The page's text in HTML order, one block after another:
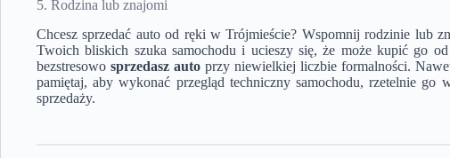
5. Rodzina lub znajomi
Chcesz sprzedać auto od ręki w Trójmieście? Wspomnij rodzinie lub
Twoich bliskich szuka samochodu i ucieszy się, że może kupić go
bezstresowosprzedasz auto przy niewielkiej liczbie formalności.
pamiętaj, aby wykonać przegląd techniczny samochodu, rzetelnie go
sprzedaży.